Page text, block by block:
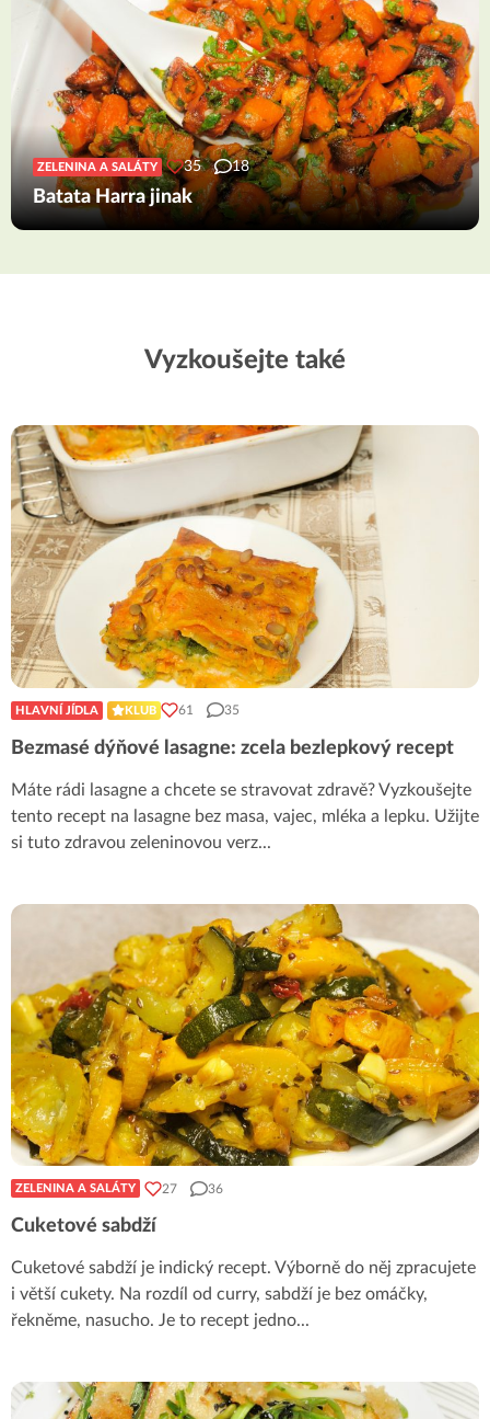
ZELENINA A SALÁTY 35 18
Batata Harra jinak
Vyzkoušejte také
HLAVNÍ JÍDLA KLUB 61 35
Bezmasé dýňové lasagne: zcela bezlepkový recept
Máte rádi lasagne a chcete se stravovat zdravě? Vyzkoušejte
tento recept na lasagne bez masa, vajec, mléka a lepku. Užijte
si tuto zdravou zeleninovou verz...
ZELENINA A SALÁTY 27 36
Cuketové sabdží
Cuketové sabdží je indický recept. Výborně do něj zpracujete
i větší cukety. Na rozdíl od curry, sabdží je bez omáčky,
řekněme, nasucho. Je to recept jedno...